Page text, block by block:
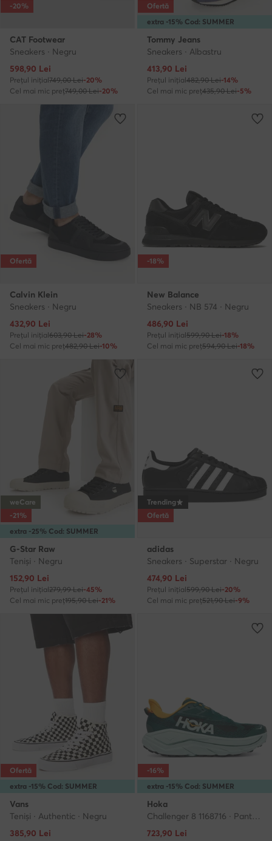
-20%
CAT Footwear
Sneakers · Negru
Prețul actual
598,90 Lei
Prețul inițial749,00 Lei-20%
Cel mai mic preț749,00 Lei-20%
extra -15% Cod: SUMMER
Ofertă
Tommy Jeans
Sneakers · Albastru
Prețul actual
413,90 Lei
Prețul inițial482,90 Lei-14%
Cel mai mic preț435,90 Lei-5%
Ofertă
Calvin Klein
Sneakers · Negru
Prețul actual
432,90 Lei
Prețul inițial603,90 Lei-28%
Cel mai mic preț482,90 Lei-10%
-18%
New Balance
Sneakers · NB 574 · Negru
Prețul actual
486,90 Lei
Prețul inițial599,90 Lei-18%
Cel mai mic preț594,90 Lei-18%
extra -25% Cod: SUMMER
weCare
-21%
G-Star Raw
Teniși · Negru
Prețul actual
152,90 Lei
Prețul inițial279,99 Lei-45%
Cel mai mic preț195,90 Lei-21%
Trending
Ofertă
adidas
Sneakers · Superstar · Negru
Prețul actual
474,90 Lei
Prețul inițial599,90 Lei-20%
Cel mai mic preț521,90 Lei-9%
extra -15% Cod: SUMMER
Ofertă
Vans
Teniși · Authentic · Negru
Prețul actual
385,90 Lei
extra -15% Cod: SUMMER
-16%
Hoka
Challenger 8 1168716 · Pantofi pentru alergare
Prețul actual
723,90 Lei